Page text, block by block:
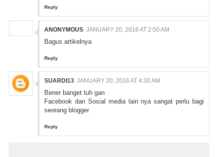
Reply
ANONYMOUS JANUARY 20, 2016 AT 2:50 AM
Bagus artikelnya
Reply
SUARDI13 JANUARY 20, 2016 AT 4:30 AM
Bener banget tuh gan
Facebook dan Sosial media lain nya sangat perlu bagi
seorang blogger
Reply